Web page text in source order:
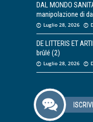
DAL MONDO
manipolazione di
Luglio 28, 2026
DE LITTERIS ET
brûlé (2)
Luglio 28, 2026